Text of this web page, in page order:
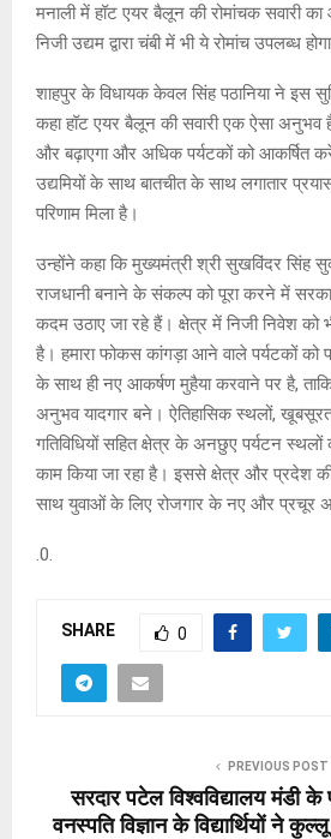
मनाली में हॉट एयर बैलून की रोमांचक सवारी
निजी उद्यम द्वारा चंबी में भी ये रोमांच उपलब्ध
शाहपुर के विधायक केवल सिंह पठानिया ने इस
कहा हॉट एयर बैलून की सवारी एक ऐसा अनुभव
और बढ़ाएगा और अधिक पर्यटकों को आकर्षित
उद्यमियों के साथ बातचीत के साथ लगातार
परिणाम मिला है।
उन्होंने कहा कि मुख्यमंत्री श्री सुखविंदर सिंह
राजधानी बनाने के संकल्प को पूरा करने में
कदम उठाए जा रहे हैं। क्षेत्र में निजी निवेश को भी
है। हमारा फोकस कांगड़ा आने वाले पर्यटकों को
के साथ ही नए आकर्षण मुहैया करवाने पर है,
अनुभव यादगार बने। ऐतिहासिक स्थलों,
गतिविधियों सहित क्षेत्र के अनछुए पर्यटन
काम किया जा रहा है। इससे क्षेत्र और प्रदेश
साथ युवाओं के लिए रोजगार के नए और प्रचूर
.0.
SHARE 0
PREVIOUS POST
सरदार पटेल विश्वविद्यालय मंडी के
वनस्पति विज्ञान के विद्यार्थियों ने